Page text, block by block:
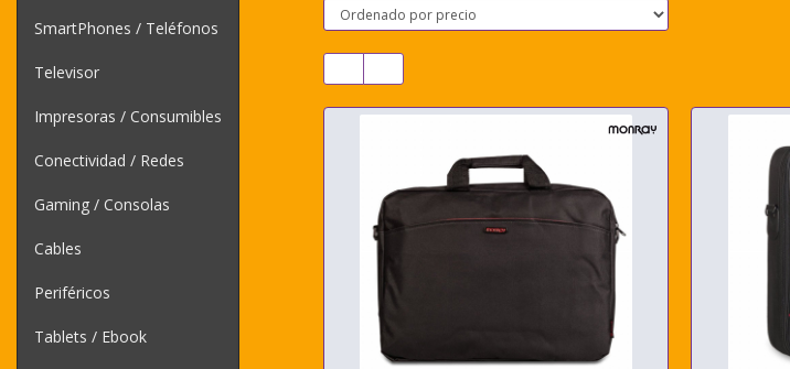
SmartPhones / Teléfonos
Televisor
Impresoras / Consumibles
Conectividad / Redes
Gaming / Consolas
Cables
Periféricos
Tablets / Ebook